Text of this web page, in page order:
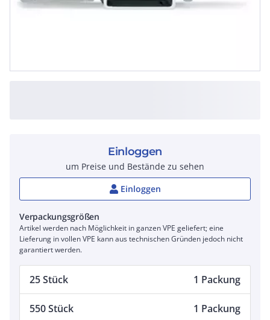
Einloggen
um Preise und Bestände zu sehen
Einloggen
Verpackungsgrößen
Artikel werden nach Möglichkeit in ganzen VPE geliefert; eine
Lieferung in vollen VPE kann aus technischen Gründen jedoch nicht
garantiert werden.
25 Stück 1 Packung
550 Stück 1 Packung